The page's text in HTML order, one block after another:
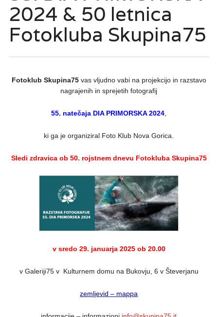
2024 & 50 letnica
Fotokluba Skupina75
Fotoklub Skupina75vas vljudno vabi na projekcijo in razstavo
nagrajenih in sprejetih fotografij
55. natečaja DIA PRIMORSKA 2024
ki ga je organiziral Foto Klub Nova Gorica.
Sledi zdravica ob 50. rojstnem dnevu Fotokluba Skupina75
v sredo 29. januarja 2025 ob 20.00
v Galeriji75 v Kulturnem domu na Bukovju, 6 v Števerjanu
zemljevid – mappa